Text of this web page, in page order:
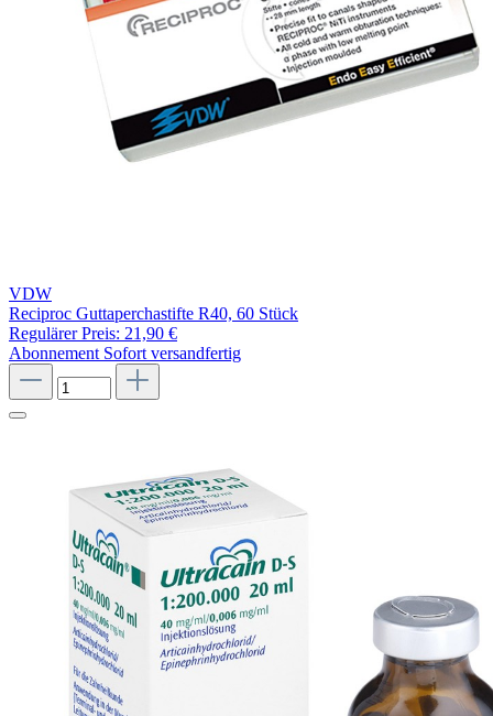
VDW
Reciproc Guttaperchastifte R40, 60 Stück
Regulärer Preis: 21,90 €
Abonnement Sofort versandfertig